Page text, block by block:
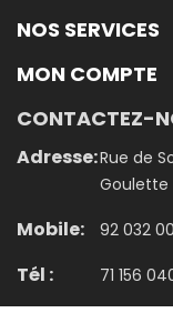
NOS SERVICES
MON COMPTE
CONTACTEZ-
Adresse:Rue de
Goulette
Mobile: 92 032
Tél : 71 156